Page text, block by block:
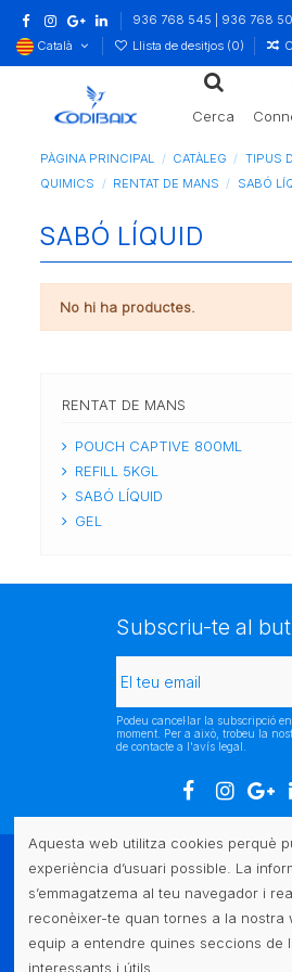
936 768 545 | 936 768
Català
Llista de desitjos (0)
Cerca
PÀGINA PRINCIPAL CATÀLEG
TIPUS
QUIMICS
RENTAT DE MANS SABÓ
SABÓ LÍQUID
No hi ha productes.
RENTAT DE MANS
POUCH CAPTIVE 800ML
REFILL 5KGL
SABÓ LÍQUID
GEL
Subscriu-te al
Podeu cancel·lar la subscripció
moment. Per a això, trobeu la
de contacte a l'avís legal.
Atenció al client
Legal
Aquesta web utilitza cookies perquè
experiència d’usuari possible. La
s’emmagatzema al teu navegador i
reconèixer-te quan tornes a la nostra
equip a entendre quines seccions de
interessants i útils.